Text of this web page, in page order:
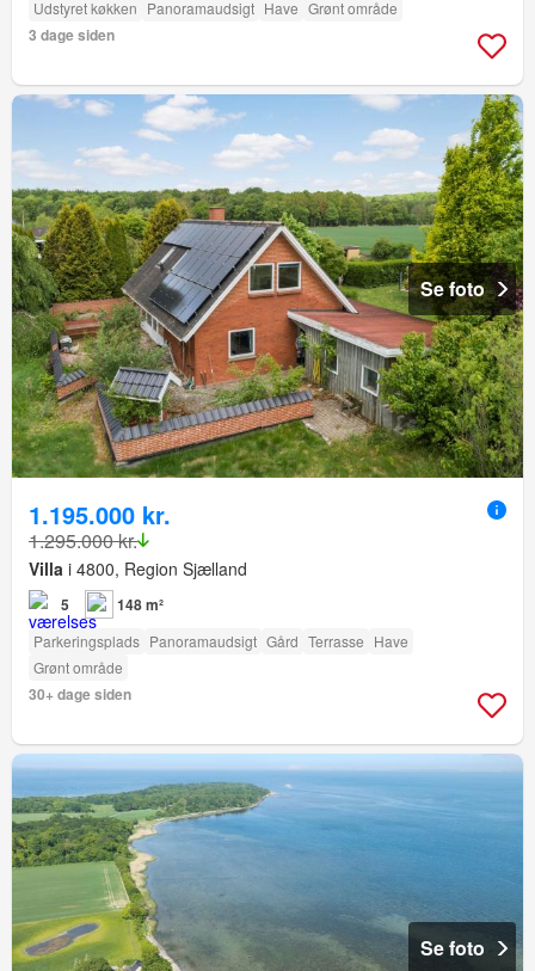
Udstyret køkken Panoramaudsigt Have Grønt område
3 dage siden
Se foto
1.195.000 kr.
1.295.000 kr.
Villa i 4800, Region Sjælland
5 148 m²
Parkeringsplads Panoramaudsigt Gård Terrasse Have
Grønt område
30+ dage siden
Se foto